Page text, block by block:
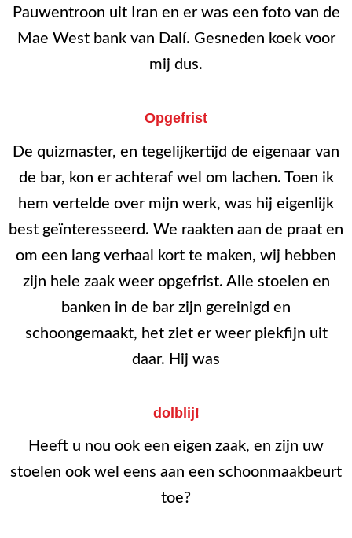
Pauwentroon uit Iran en er was een foto van de
Mae West bank van Dalí. Gesneden koek voor
mij dus.
Opgefrist
De quizmaster, en tegelijkertijd de eigenaar van
de bar, kon er achteraf wel om lachen. Toen ik
hem vertelde over mijn werk, was hij eigenlijk
best geïnteresseerd. We raakten aan de praat en
om een lang verhaal kort te maken, wij hebben
zijn hele zaak weer opgefrist. Alle stoelen en
banken in de bar zijn gereinigd en
schoongemaakt, het ziet er weer piekfijn uit
daar. Hij was
dolblij!
Heeft u nou ook een eigen zaak, en zijn uw
stoelen ook wel eens aan een schoonmaakbeurt
toe?